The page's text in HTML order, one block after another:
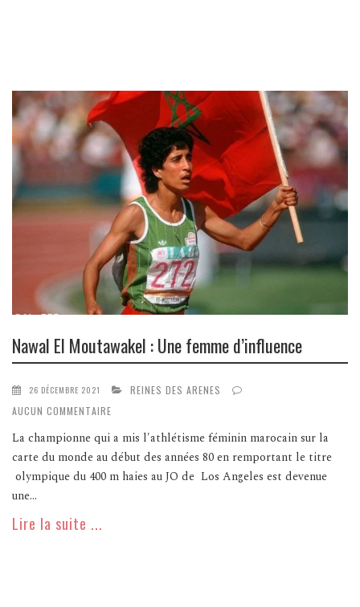
Nawal El Moutawakel : Une femme d’influence
26 DÉCEMBRE 2021
REINES DES ARENES
AUCUN COMMENTAIRE
La championne qui a mis l'athlétisme féminin marocain sur la
carte du monde au début des années 80 en remportant le titre
olympique du 400 m haies au JO de Los Angeles est devenue
une...
Lire la suite ...